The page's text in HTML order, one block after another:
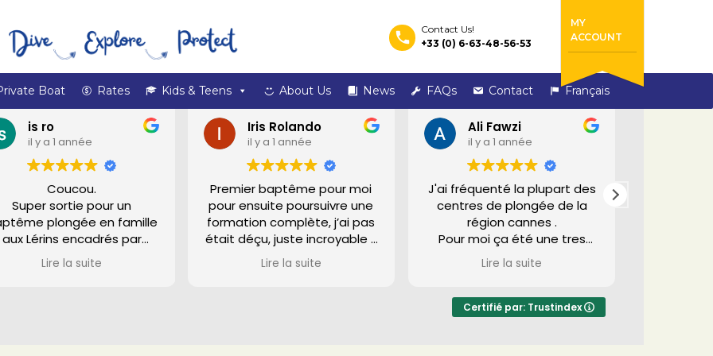
Contact Us!
+33 (0) 6-63-48-56-53
MY
ACCOUNT
Boat Rates Kids & Teens About Us News FAQs Contact Français
is ro
il y a 1 année
Coucou.
Super sortie pour un
plongée en famille
aux Lérins encadrés par
Sabine et François, dont
l'accueil est vraiment top !
Lire la suite
Iris Rolando
il y a 1 année
Premier baptême pour moi
pour ensuite poursuivre une
formation complète, j’ai pas
était déçu, juste incroyable 2
poulpe, une murène, mérou
et 12 mètres de profondeur
Lire la suite
Ali Fawzi
il y a 1 année
J'ai fréquenté la plupart des
centres de plongée de la
région cannes .
Pour moi ça été une tres
belle surprise de découvrir ce
centre.
associatif avec tout ce que
cela comporte, simplicité,
Lire la suite
Certifié par: Trustindex